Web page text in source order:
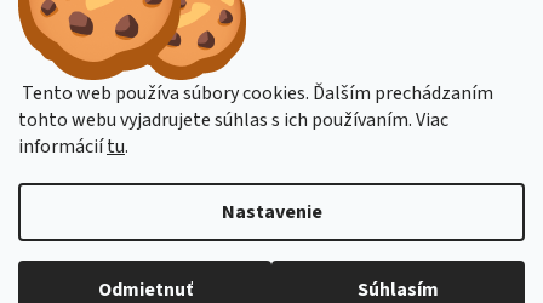
Tento web používa súbory cookies. Ďalším prechádzaním
tohto webu vyjadrujete súhlas s ich používaním. Viac
informáciítu.
Nastavenie
Odmietnuť Súhlasím
Budete-li potřebovat poradit, pište přes online podporu nebo na email
d
a
c
r
v
k
Stavba stroje CZ
Copyright 2026Stavba-Stroje.sk. Všetky práva vyhradené.Upraviť